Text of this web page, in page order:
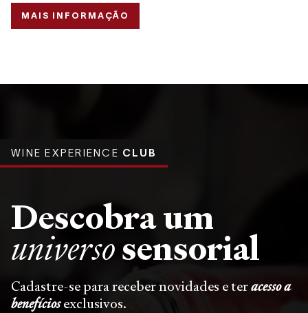
MAIS INFORMAÇÃO
WINE EXPERIENCE CLUB
Descobra um
universosensorial
Cadastre-se para receber novidades e teracesso a
benefíciosexclusivos.